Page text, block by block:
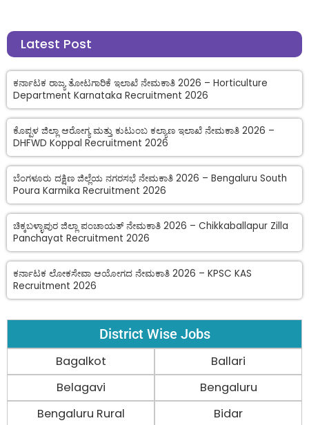
Latest Post
ಕರ್ನಾಟಕ ರಾಜ್ಯ ತೋಟಗಾರಿಕೆ ಇಲಾಖೆ ನೇಮಕಾತಿ 2026 – Horticulture
Department Karnataka Recruitment 2026
ಕೊಪ್ಪಳ ಜಿಲ್ಲಾ ಆರೋಗ್ಯ ಮತ್ತು ಕುಟುಂಬ ಕಲ್ಯಾಣ ಇಲಾಖೆ ನೇಮಕಾತಿ 2026 –
DHFWD Koppal Recruitment 2026
ಬೆಂಗಳೂರು ದಕ್ಷಿಣ ಜಿಲ್ಲೆಯ ನಗರಸಭೆ ನೇಮಕಾತಿ 2026 – Bengaluru South
Poura Karmika Recruitment 2026
ಚಿಕ್ಕಬಳ್ಳಾಪುರ ಜಿಲ್ಲಾ ಪಂಚಾಯತ್ ನೇಮಕಾತಿ 2026 – Chikkaballapur Zilla
Panchayat Recruitment 2026
ಕರ್ನಾಟಕ ಲೋಕಸೇವಾ ಆಯೋಗದ ನೇಮಕಾತಿ 2026 – KPSC KAS
Recruitment 2026
District Wise Jobs
Bagalkot
Ballari
Belagavi
Bengaluru
Bengaluru Rural
Bidar